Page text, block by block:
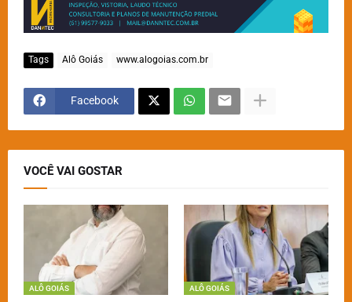
Tags Alô Goiás www.alogoias.com.br
Facebook
VOCÊ VAI GOSTAR
ALÔ GOIÁS ALÔ GOIÁS